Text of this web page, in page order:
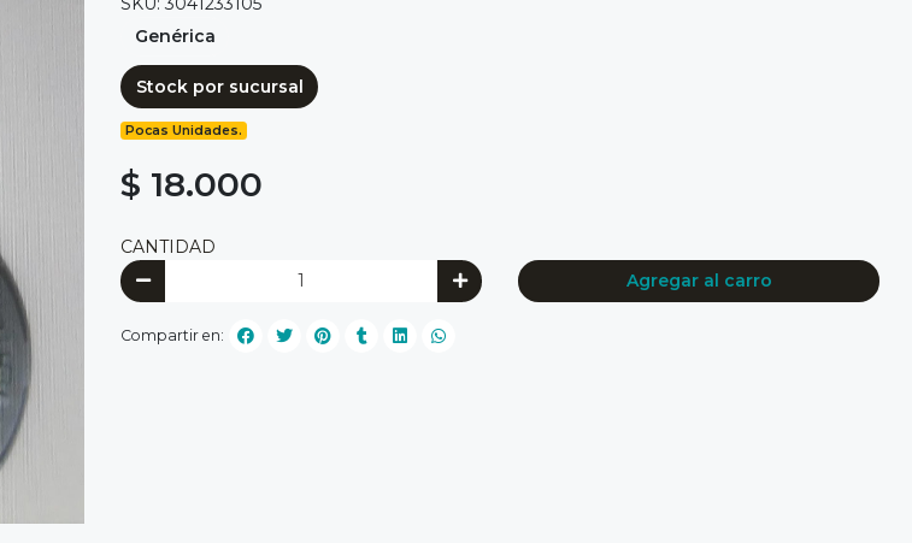
Genérica
Stock por sucursal
Pocas Unidades.
$ 18.000
CANTIDAD
Agregar al carro
Compartir en: